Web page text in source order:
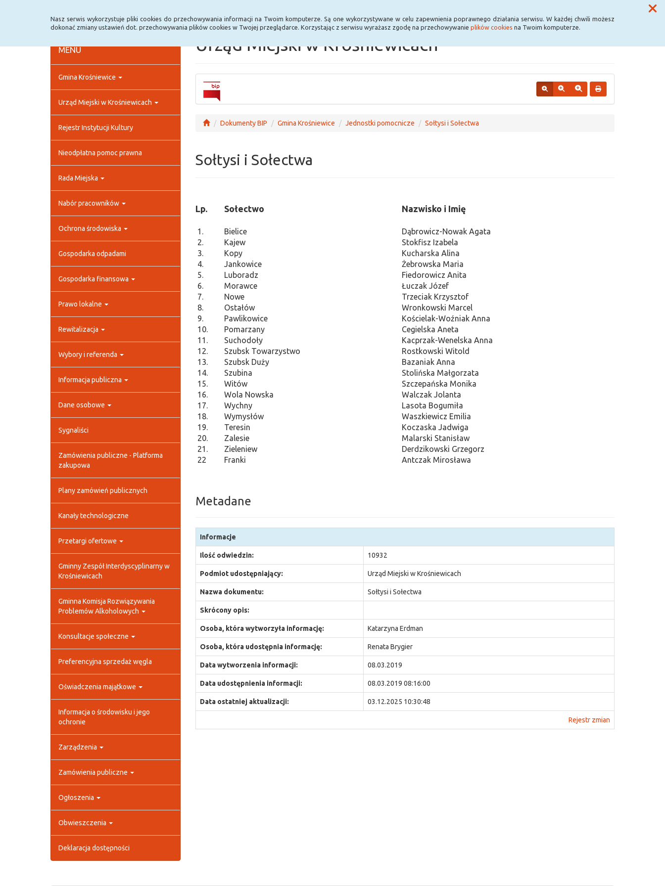
Nasz serwis wykorzystuje pliki cookies do przechowywania informacji na Twoim komputerze. Są one wykorzystywane w celu zapewnienia poprawnego działania serwisu. W każdej chwili możesz
dokonać zmiany ustawień dot. przechowywania plików cookies w Twojej przeglądarce. Korzystając z serwisu wyrażasz zgodę na przechowywanie plików cookies na Twoim komputerze.
MENU
Gmina Krośniewice
Urząd Miejski w Krośniewicach
Rejestr Instytucji Kultury
Nieodpłatna pomoc prawna
Rada Miejska
Nabór pracowników
Ochrona środowiska
Gospodarka odpadami
Gospodarka finansowa
Prawo lokalne
Rewitalizacja
Wybory i referenda
Informacja publiczna
Dane osobowe
Sygnaliści
Zamówienia publiczne - Platforma
zakupowa
Plany zamówień publicznych
Kanały technologiczne
Przetargi ofertowe
Gminny Zespół Interdyscyplinarny w
Krośniewicach
Gminna Komisja Rozwiązywania
Problemów Alkoholowych
Konsultacje społeczne
Preferencyjna sprzedaż węgla
Oświadczenia majątkowe
Informacja o środowisku i jego
ochronie
Zarządzenia
Zamówienia publiczne
Ogłoszenia
Obwieszczenia
Deklaracja dostępności
Urząd Miejski w Krośniewicach
Dokumenty BIP Gmina Krośniewice Jednostki pomocnicze Sołtysi i Sołectwa
Sołtysi i Sołectwa
Lp. Sołectwo Nazwisko i Imię
1. Bielice
Dąbrowicz-Nowak Agata
2.
Kajew
Stokfisz Izabela
3.
Kopy
Kucharska Alina
4.
Jankowice
Żebrowska Maria
5.
Luboradz
Fiedorowicz Anita
6.
Morawce
Łuczak Józef
7.
Nowe
Trzeciak Krzysztof
8.
Ostałów
Wronkowski Marcel
9.
Pawlikowice
Kościelak-Woźniak Anna
10.
Pomarzany
Cegielska Aneta
11.
Suchodoły
Kacprzak-Wenelska Anna
12.
Szubsk Towarzystwo
Rostkowski Witold
13.
Szubsk Duży
Bazaniak Anna
14.
Szubina
Stolińska Małgorzata
15.
Witów
Szczepańska Monika
16.
Wola Nowska
Walczak Jolanta
17.
Wychny
Lasota Bogumiła
18.
Wymysłów
Waszkiewicz Emilia
19.
Teresin
Koczaska Jadwiga
20.
Zalesie
Malarski Stanisław
21.
Zieleniew
Derdzikowski Grzegorz
22
Franki Antczak Mirosława
Metadane
Informacje
Ilość odwiedzin: 10932
Podmiot udostępniający: Urząd Miejski w Krośniewicach
Nazwa dokumentu: Sołtysi i Sołectwa
Skrócony opis:
Osoba, która wytworzyła informację: Katarzyna Erdman
Osoba, która udostępnia informację: Renata Brygier
Data wytworzenia informacji: 08.03.2019
Data udostępnienia informacji: 08.03.2019 08:16:00
Data ostatniej aktualizacji: 03.12.2025 10:30:48
Rejestr zmian